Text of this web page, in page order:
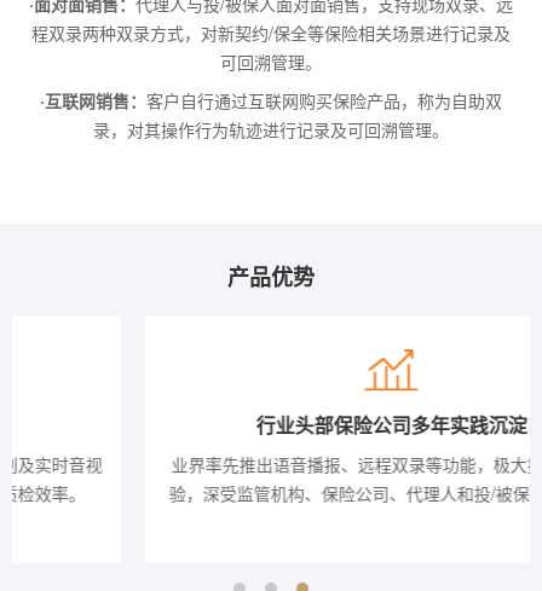
程双录两种双录方式，对新契约/保全等保险相关场景进行记录及
可回溯管理。
·互联网销售： 客户自行通过互联网购买保险产品，称为自助双
录，对其操作行为轨迹进行记录及可回溯管理。
产品优势
行业头部保险公司多年实践沉淀
业界率先推出语音播报、远程双录等功能，极大提升用户体
验，深受监管机构、保险公司、代理人和投/被保人的认可。